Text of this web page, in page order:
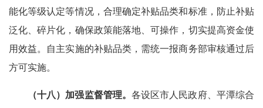
能化等级认定等情况，合理确定补贴品类和标准，防止补贴
泛化、碎片化，确保政策能落地、可操作，切实提高资金使
用效益。自主实施的补贴品类，需统一报商务部审核通过后
方可实施。
（十八）加强监督管理。 各设区市人民政府、平潭综合